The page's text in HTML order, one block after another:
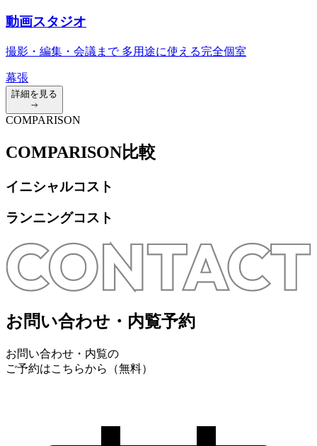
動画スタジオ
撮影・編集・会議まで 多用途に使える完全個室
幕張
詳細を見る
COMPARISON
COMPARISON比較
イニシャルコスト
ランニングコスト
お問い合わせ・内覧予約
お問い合わせ・内覧の
ご予約はこちらから（無料）